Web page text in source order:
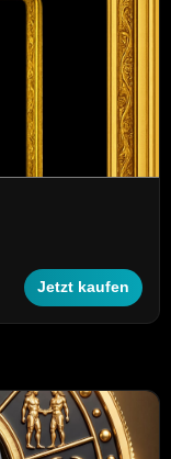
Jetzt kaufen